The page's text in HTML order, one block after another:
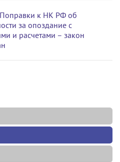
Поправки к НК РФ об
за опоздание с
и расчетами – закон